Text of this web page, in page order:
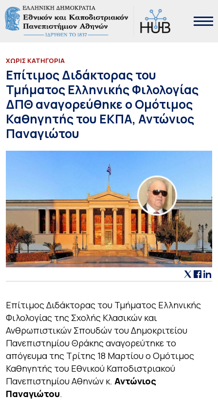
ΧΩΡΙΣ ΚΑΤΗΓΟΡΙΑ
Επίτιμος Διδάκτορας του
Τμήματος Ελληνικής Φιλολογίας
ΔΠΘ αναγορεύθηκε ο Ομότιμος
Καθηγητής του ΕΚΠΑ, Αντώνιος
Παναγιώτου
Eπίτιμος Διδάκτορας του Τμήματος Ελληνικής
Φιλολογίας της Σχολής Κλασικών και
Ανθρωπιστικών Σπουδών του Δημοκριτείου
Πανεπιστημίου Θράκης αναγορεύτηκε το
απόγευμα της Τρίτης 18 Μαρτίου ο Ομότιμος
Καθηγητής του Εθνικού Καποδιστριακού
Πανεπιστημίου Αθηνών κ. Αντώνιος
Παναγιώτου.